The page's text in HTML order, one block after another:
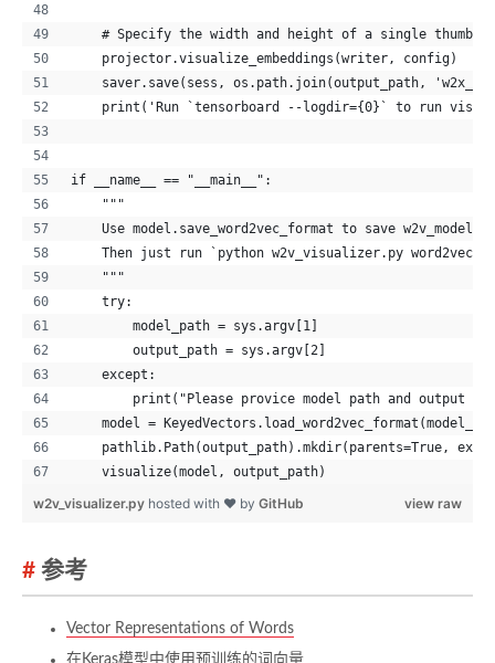
# Specify the width and height of a single
    projector.visualize_embeddings(writer, config)
saver.save(sess, os.path.join(output_path,
print('Run `tensorboard --logdir={0}` to run
if __name__ == "__main__":
    """
Use model.save_word2vec_format to save w2v_model
Then just run `python w2v_visualizer.py
    """
    try:
        model_path = sys.argv[1]
        output_path = sys.argv[2]
    except:
print("Please provice model path and output
model =
pathlib.Path(output_path).mkdir(parents=True,
    visualize(model, output_path)
view raw
w2v_visualizer.py hosted with ❤ by GitHub
参考
Vector Representations of Words
在Keras模型中使用预训练的词向量